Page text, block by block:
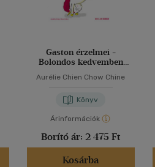
Gaston érzelmei -
Bolondos kedvemben
Aurélie Chien Chow Chine
Könyv
Árinformációk
Borító ár: 2 475 Ft
Kosárba